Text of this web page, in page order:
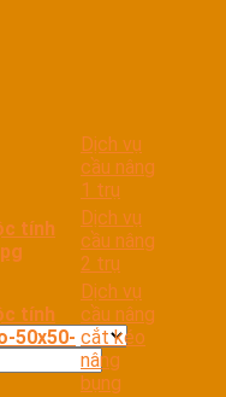
Dịch vụ
cầu nâng
1 trụ
Dịch vụ
cầu nâng
2 trụ
Dịch vụ
cầu nâng
cắt kéo
nâng
bụng